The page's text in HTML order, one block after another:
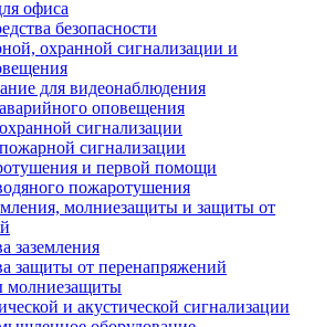
офиса
безопасности
охранной сигнализации и
для видеонаблюдения
оповещения
сигнализации
сигнализации
и первой помощи
пожаротушения
молниезащиты и защиты от
заземления
защиты от перенапряжений
молниезащиты
и акустической сигнализации